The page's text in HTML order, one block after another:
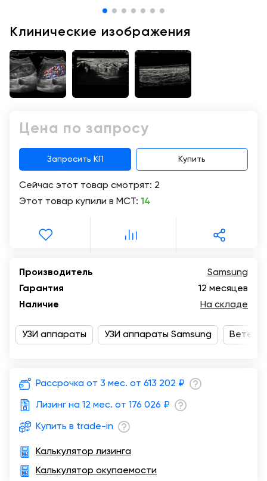
УЗИ
Trade-
Доставка
и
оплата
Отзывы
Контакты
(800)
500-
Москва
Клинические изображения
Цена по запросу
Запросить КП Купить
Сейчас этот товар смотрят: 2
Этот товар купили в МСТ: 14
Производитель
Samsung
Гарантия
12 месяцев
Наличие
На складе
УЗИ аппараты УЗИ аппараты Samsung
Рассрочка от 3 мес. от 613 202 ₽
Лизинг на 12 мес. от 176 026 ₽
Купить в trade-in
Калькулятор лизинга
Калькулятор окупаемости